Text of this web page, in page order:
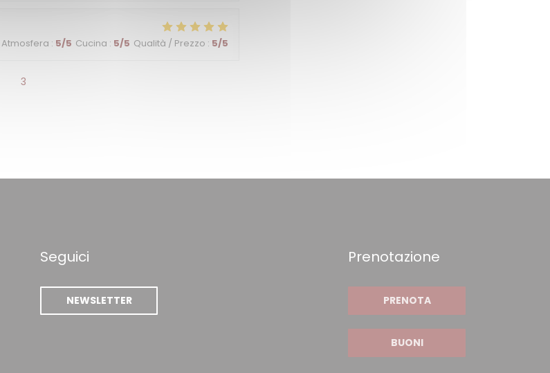
Atmosfera : 5/5 Cucina : 5/5 Qualità / Prezzo : 5/5
3
Seguici
NEWSLETTER
Prenotazione
PRENOTA
BUONI